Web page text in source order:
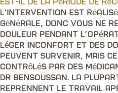
L’intervention est
générale, donc vous ne
douleur pendant
léger inconfort et des
peuvent survenir, mais
contrôlés par des
Dr Bensoussan. La
reprennent le travail